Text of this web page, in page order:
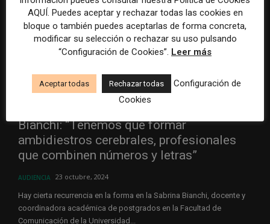
Bianchi: “Tenemos que formar
ambidiestros cerebrales, profesionales
que combinen números y letras”
AUDIENCIA 23 octubre, 2024
Hay cierta recurrencia en la forma en la Sabrina Bianchi, docente y
coordinadora académica de postgrados en la Facultad de
Comunicación de la Universidad...
AQUÍ. Puedes aceptar y rechazar todas las cookies en
bloque o también puedes aceptarlas de forma concreta,
modificar su selección o rechazar su uso pulsando
“Configuración de Cookies”. Leer más
Aceptar todas Rechazar todas
Configuración de
Cookies